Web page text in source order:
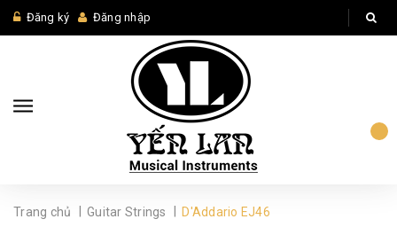
Đăng ký Đăng nhập
Trang chủ Guitar Strings D'Addario EJ46